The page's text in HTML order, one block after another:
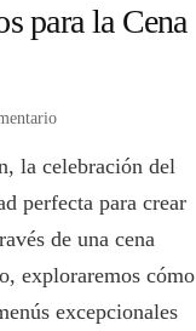
para la Cena
en
Románticos
para
Cena
de
Valentín
la celebración del
perfecta para crear
de una cena
exploraremos cómo
excepcionales